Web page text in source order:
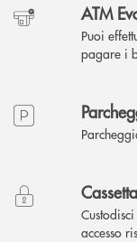
ATM
Puoi
pagare i
accesso